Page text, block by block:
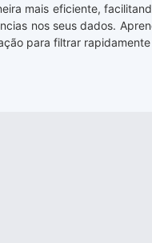
mais eficiente,
nos seus dados.
para filtrar